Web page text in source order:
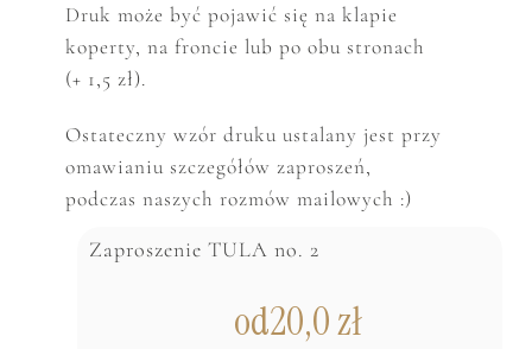
Druk może być pojawić się na klapie
koperty, na froncie lub po obu stronach
(+ 1,5 zł).
Ostateczny wzór druku ustalany jest przy
omawianiu szczegółów zaproszeń,
podczas naszych rozmów mailowych :)
Zaproszenie TULA no. 2
od20,0zł